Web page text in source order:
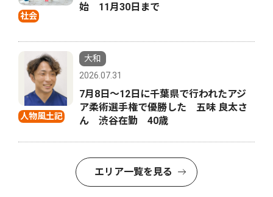
社会
始 11月30日まで
人物風土記
大和
2026.07.31
7月8日〜12日に千葉県で行われたアジ
ア柔術選手権で優勝した 五味 良太さ
ん 渋谷在勤 40歳
エリア一覧を見る